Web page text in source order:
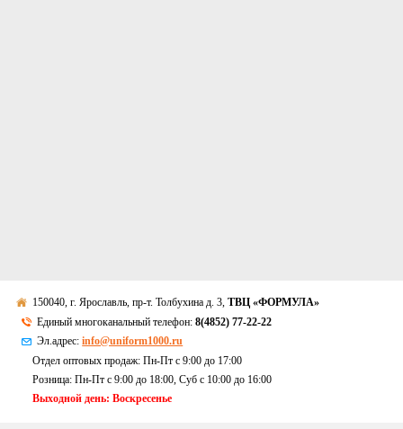
150040, г. Ярославль, пр-т. Толбухина д. 3,ТВЦ «ФОРМУЛА»
Единый многоканальный телефон:8(4852) 77-22-22
Эл.адрес:info@uniform1000.ru
Отдел оптовых продаж: Пн-Пт с 9:00 до 17:00
Розница: Пн-Пт с 9:00 до 18:00, Суб c 10:00 до 16:00
Выходной день: Воскресенье